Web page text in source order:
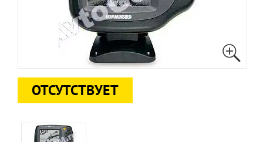
ОТСУТСТВУЕТ